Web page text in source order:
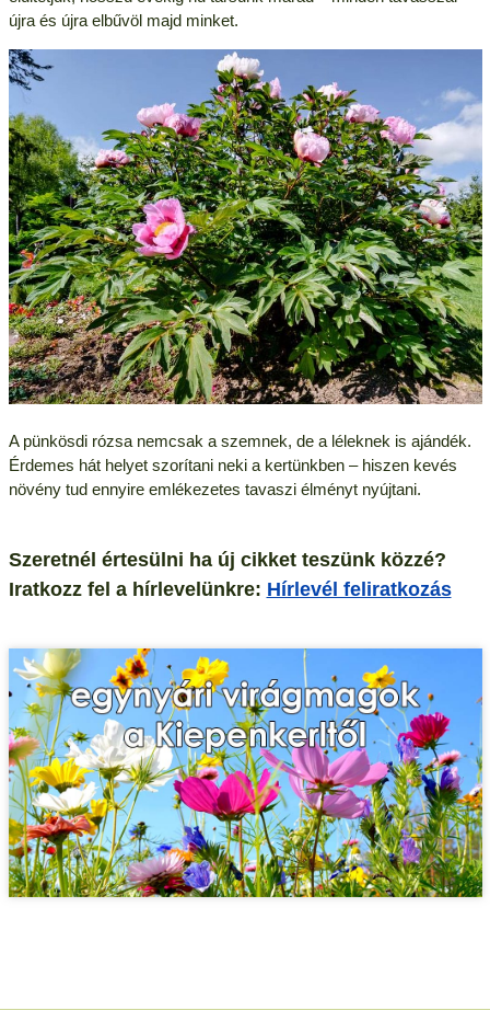
újra és újra elbűvöl majd minket.
A pünkösdi rózsa nemcsak a szemnek, de a léleknek is ajándék.
Érdemes hát helyet szorítani neki a kertünkben – hiszen kevés
növény tud ennyire emlékezetes tavaszi élményt nyújtani.
Szeretnél értesülni ha új cikket teszünk közzé?
Iratkozz fel a hírlevelünkre: Hírlevél feliratkozás